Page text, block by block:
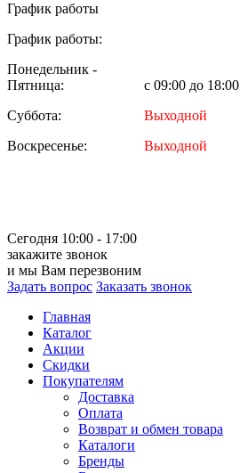
График работы
График работы:
Понедельник -
Пятница:
с 09:00 до 18:00
Суббота:
Выходной
Воскресенье:
Выходной
Сегодня 10:00 - 17:00
закажите звонок
и мы Вам перезвоним
Задать вопрос Заказать звонок
Главная
Каталог
Акции
Скидки
Покупателям
Доставка
Оплата
Возврат и обмен товара
Каталоги
Бренды